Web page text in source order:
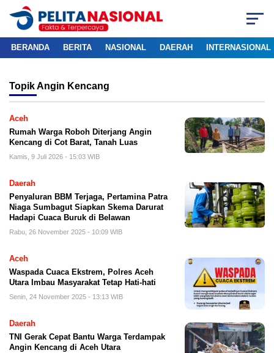
BERANDA BERITA NASIONAL DAERAH INTERNASIONAL
TopikAngin Kencang
Aceh
Rumah Warga Roboh Diterjang Angin
Kencang di Cot Barat, Tanah Luas
Kamis, 9 Juli 2026 - 15:03 WIB
Daerah
Penyaluran BBM Terjaga, Pertamina Patra
Niaga Sumbagut Siapkan Skema Darurat
Hadapi Cuaca Buruk di Belawan
Rabu, 26 November 2025 - 10:09 WIB
Aceh
Waspada Cuaca Ekstrem, Polres Aceh
Utara Imbau Masyarakat Tetap Hati-hati
Senin, 24 November 2025 - 13:13 WIB
Daerah
TNI Gerak Cepat Bantu Warga Terdampak
Angin Kencang di Aceh Utara